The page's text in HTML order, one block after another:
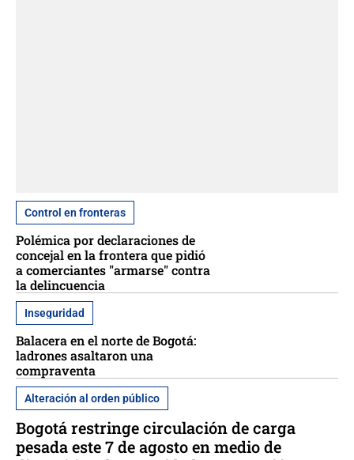
Control en fronteras
Polémica por declaraciones de
concejal en la frontera que pidió
a comerciantes "armarse" contra
la delincuencia
Inseguridad
Balacera en el norte de Bogotá:
ladrones asaltaron una
compraventa
Alteración al orden público
Bogotá restringe circulación de carga
pesada este 7 de agosto en medio de